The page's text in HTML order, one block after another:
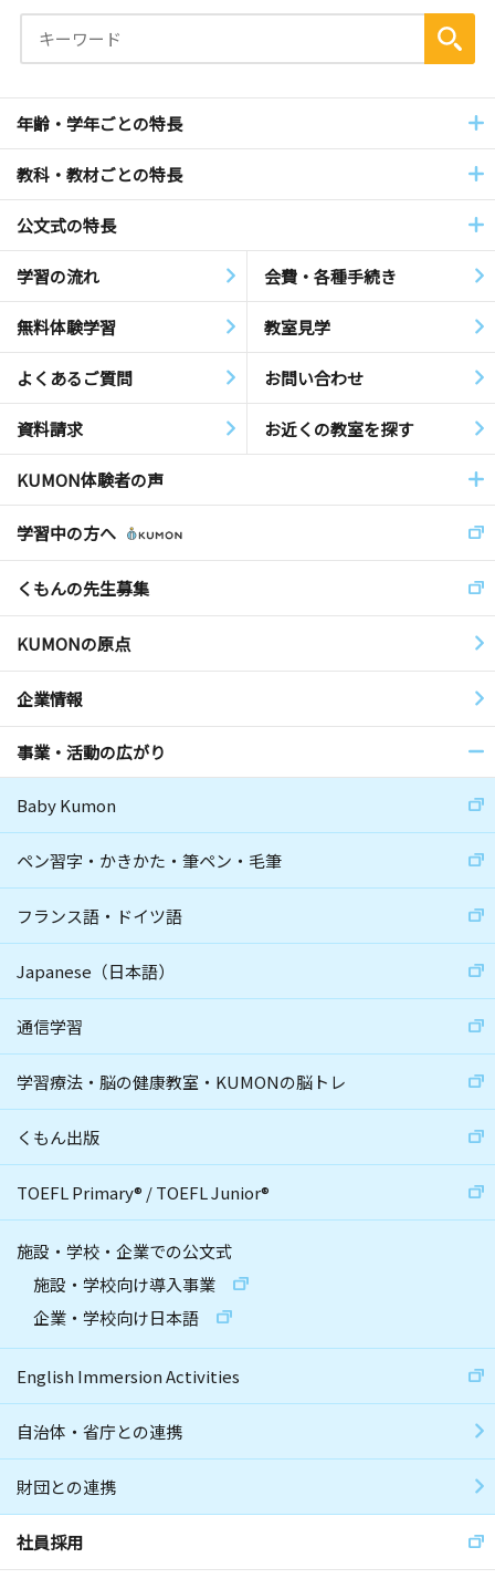
年齢・学年ごとの特長
教科・教材ごとの特長
公文式の特長
学習の流れ 会費・各種手続き
無料体験学習 教室見学
よくあるご質問 お問い合わせ
資料請求 お近くの教室を探す
KUMON体験者の声
学習中の方へ
くもんの先生募集
KUMONの原点
企業情報
事業・活動の広がり
Baby Kumon
ペン習字・かきかた・筆ペン・毛筆
フランス語・ドイツ語
Japanese（日本語）
通信学習
学習療法・脳の健康教室・KUMONの脳トレ
くもん出版
TOEFL Primary® /TOEFL Junior®
施設・学校・企業での公文式
施設・学校向け導入事業
企業・学校向け日本語
English Immersion Activities
自治体・省庁との連携
財団との連携
社員採用